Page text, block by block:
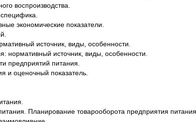
воспроизводства.
экономические показатели.
источник, виды, особенности.
нормативный источник, виды, особенности.
предприятий питания.
и оценочный показатель.
Планирование товарооборота предприятия питания.